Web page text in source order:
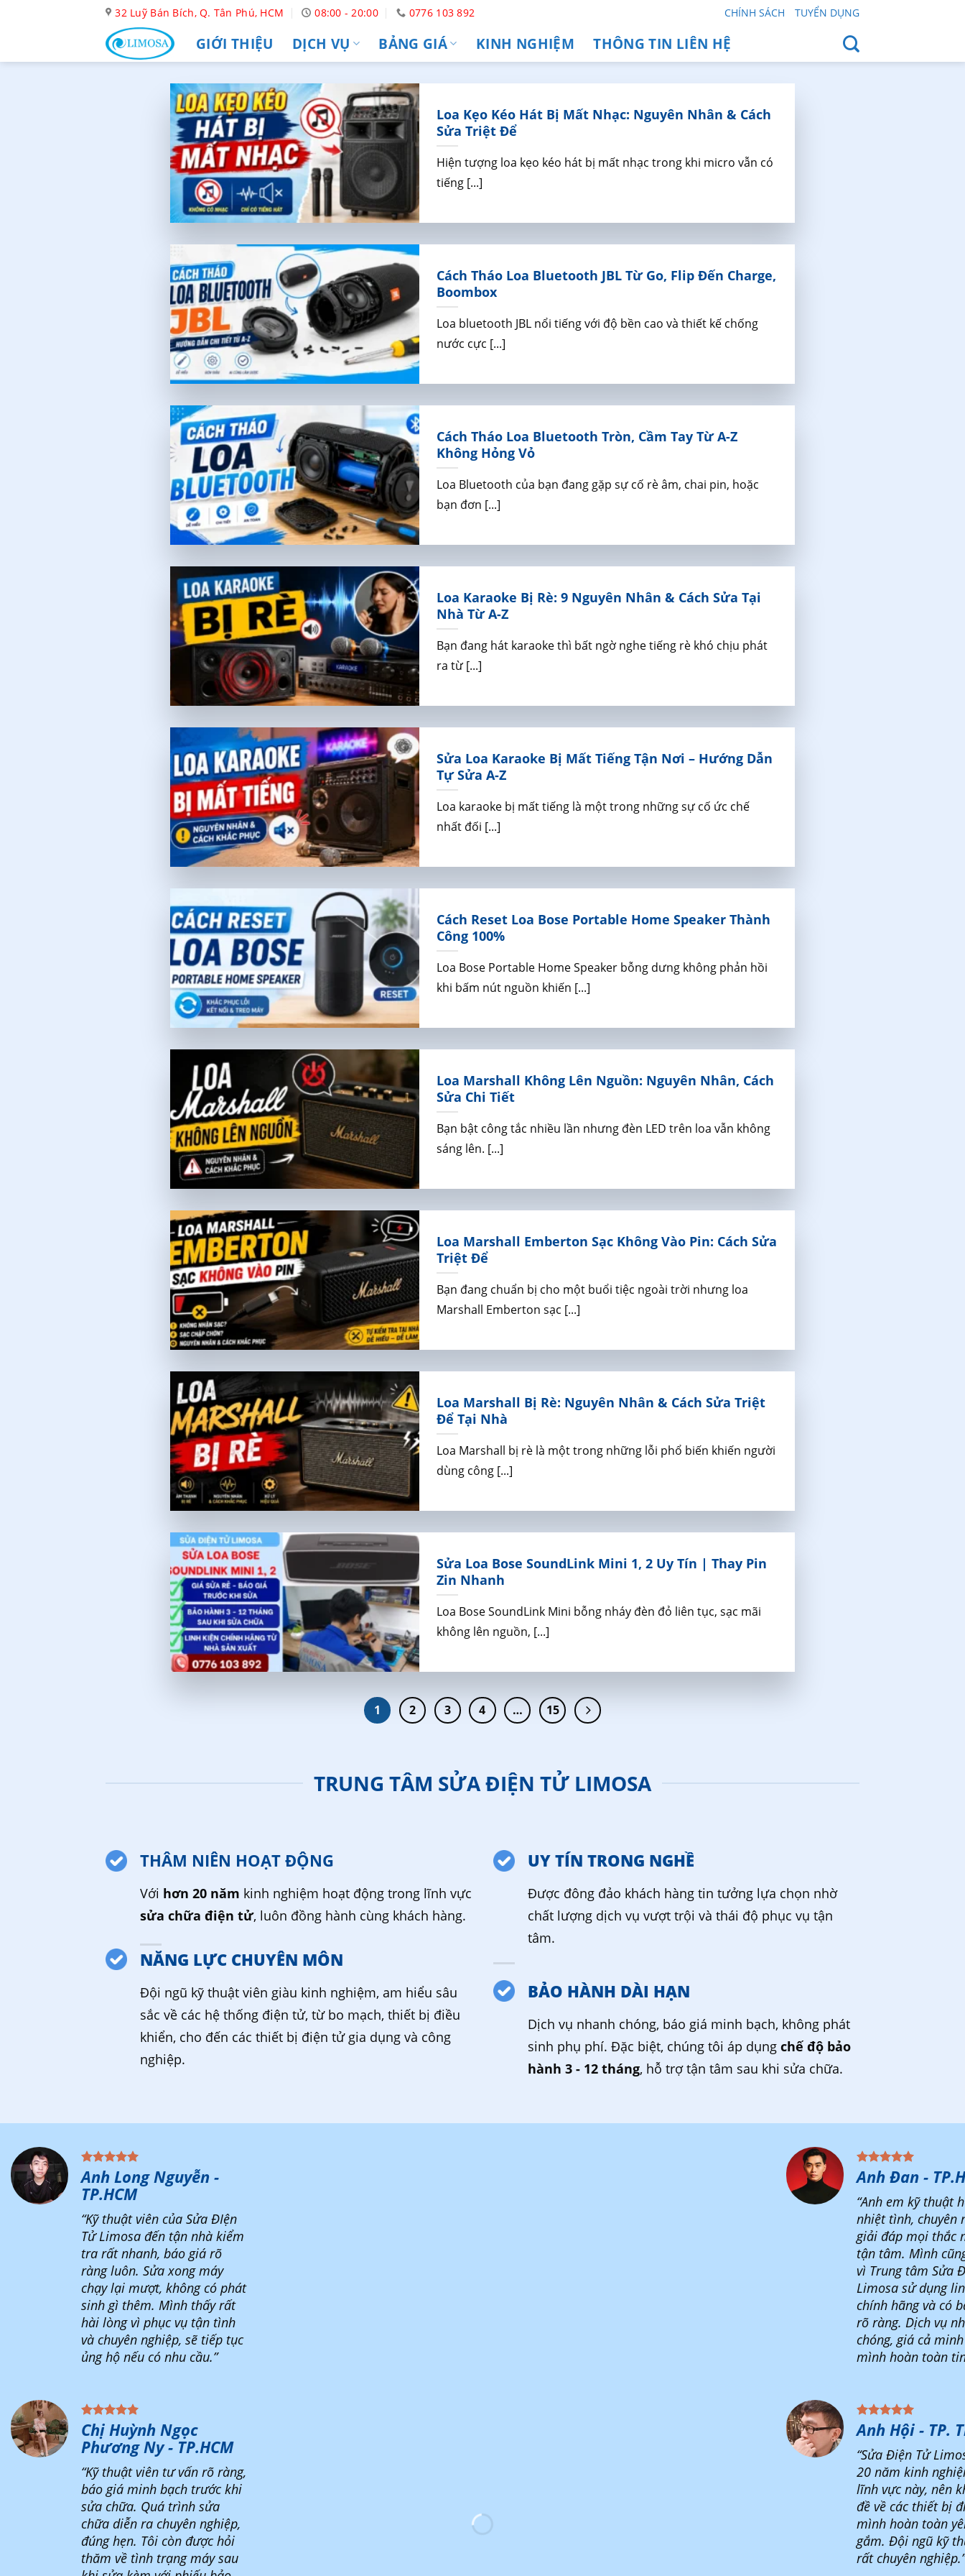
32 Luỹ Bán Bích, Q. Tân Phú, HCM 08:00 - 20:00 0776 103 892 CHÍNH SÁCH TUYỂN DỤNG
GIỚI THIỆU DỊCH VỤ BẢNG GIÁ KINH NGHIỆM THÔNG TIN LIÊN HỆ
Loa Kẹo Kéo Hát Bị Mất Nhạc: Nguyên Nhân & Cách
Sửa Triệt Để
Hiện tượng loa kẹo kéo hát bị mất nhạc trong khi micro vẫn có
tiếng [...]
Cách Tháo Loa Bluetooth JBL Từ Go, Flip Đến Charge,
Boombox
Loa bluetooth JBL nổi tiếng với độ bền cao và thiết kế chống
nước cực [...]
Cách Tháo Loa Bluetooth Tròn, Cầm Tay Từ A-Z
Không Hỏng Vỏ
Loa Bluetooth của bạn đang gặp sự cố rè âm, chai pin, hoặc
bạn đơn [...]
Loa Karaoke Bị Rè: 9 Nguyên Nhân & Cách Sửa Tại
Nhà Từ A-Z
Bạn đang hát karaoke thì bất ngờ nghe tiếng rè khó chịu phát
ra từ [...]
Sửa Loa Karaoke Bị Mất Tiếng Tận Nơi – Hướng Dẫn
Tự Sửa A-Z
Loa karaoke bị mất tiếng là một trong những sự cố ức chế
nhất đối [...]
Cách Reset Loa Bose Portable Home Speaker Thành
Công 100%
Loa Bose Portable Home Speaker bỗng dưng không phản hồi
khi bấm nút nguồn khiến [...]
Loa Marshall Không Lên Nguồn: Nguyên Nhân, Cách
Sửa Chi Tiết
Bạn bật công tắc nhiều lần nhưng đèn LED trên loa vẫn không
sáng lên. [...]
Loa Marshall Emberton Sạc Không Vào Pin: Cách Sửa
Triệt Để
Bạn đang chuẩn bị cho một buổi tiệc ngoài trời nhưng loa
Marshall Emberton sạc [...]
Loa Marshall Bị Rè: Nguyên Nhân & Cách Sửa Triệt
Để Tại Nhà
Loa Marshall bị rè là một trong những lỗi phổ biến khiến người
dùng công [...]
Sửa Loa Bose SoundLink Mini 1, 2 Uy Tín | Thay Pin
Zin Nhanh
Loa Bose SoundLink Mini bỗng nháy đèn đỏ liên tục, sạc mãi
không lên nguồn, [...]
1 2 3 4 … 15
TRUNG TÂM SỬA ĐIỆN TỬ LIMOSA
THÂM NIÊN HOẠT ĐỘNG
Với hơn 20 năm kinh nghiệm hoạt động trong lĩnh vực
sửa chữa điện tử, luôn đồng hành cùng khách hàng.
NĂNG LỰC CHUYÊN MÔN
Đội ngũ kỹ thuật viên giàu kinh nghiệm, am hiểu sâu
sắc về các hệ thống điện tử, từ bo mạch, thiết bị điều
khiển, cho đến các thiết bị điện tử gia dụng và công
nghiệp.
UY TÍN TRONG NGHỀ
Được đông đảo khách hàng tin tưởng lựa chọn nhờ
chất lượng dịch vụ vượt trội và thái độ phục vụ tận
tâm.
BẢO HÀNH DÀI HẠN
Dịch vụ nhanh chóng, báo giá minh bạch, không phát
sinh phụ phí. Đặc biệt, chúng tôi áp dụng chế độ bảo
hành 3 - 12 tháng, hỗ trợ tận tâm sau khi sửa chữa.
Anh Long Nguyễn -
TP.HCM
“Kỹ thuật viên của Sửa ĐIện
Tử Limosa đến tận nhà kiểm
tra rất nhanh, báo giá rõ
ràng luôn. Sửa xong máy
chạy lại mượt, không có phát
sinh gì thêm. Mình thấy rất
hài lòng vì phục vụ tận tình
và chuyên nghiệp, sẽ tiếp tục
ủng hộ nếu có nhu cầu.”
Chị Huỳnh Ngọc
Phương Ny - TP.HCM
“Kỹ thuật viên tư vấn rõ ràng,
báo giá minh bạch trước khi
sửa chữa. Quá trình sửa
chữa diễn ra chuyên nghiệp,
đúng hẹn. Tôi còn được hỏi
thăm về tình trạng máy sau
Anh Đan -
“Anh em kỹ thuật
nhiệt tình, chuyên
giải đáp mọi thắc
tận tâm. Mình
vì Trung tâm Sửa
Limosa sử dụng
chính hãng và có
rõ ràng. Dịch vụ
chóng, giá cả
mình hoàn toàn
Anh Hội - TP.
“Sửa Điện Tử
20 năm kinh
lĩnh vực này, nên
đề về các thiết bị
mình hoàn toàn
gắm. Đội ngũ kỹ
rất chuyên nghiệp.”